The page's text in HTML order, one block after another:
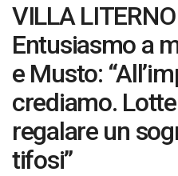
VILLA
Entusiasmo a
e Musto:
crediamo.
regalare un
tifosi”